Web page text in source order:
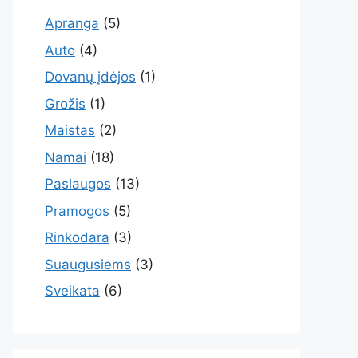
Apranga (5)
Auto (4)
Dovanų įdėjos (1)
Grožis (1)
Maistas (2)
Namai (18)
Paslaugos (13)
Pramogos (5)
Rinkodara (3)
Suaugusiems (3)
Sveikata (6)